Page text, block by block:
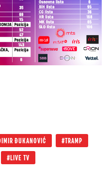
ĐUKANOVIĆ TRAMP
LIVE TV